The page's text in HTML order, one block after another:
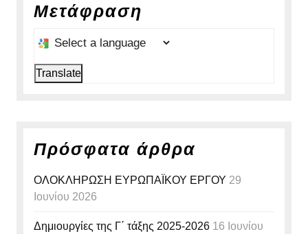
Μετάφραση
Select a language to translate this page
Translate
Πρόσφατα άρθρα
ΟΛΟΚΛΗΡΩΣΗ ΕΥΡΩΠΑΪΚΟΥ ΕΡΓΟΥ 29
Ιουνίου 2026
Δημιουργίες της Γ΄ τάξης 2025-2026 16 Ιουνίου